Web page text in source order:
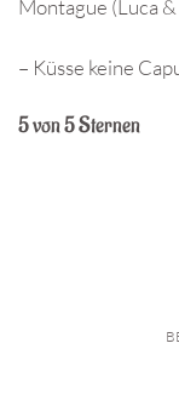
Montague (Luca
– Küsse keine
5 von 5 Sternen